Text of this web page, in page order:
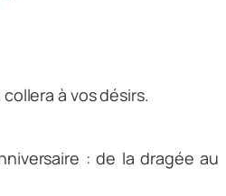
à vos désirs.
: de ladragée au